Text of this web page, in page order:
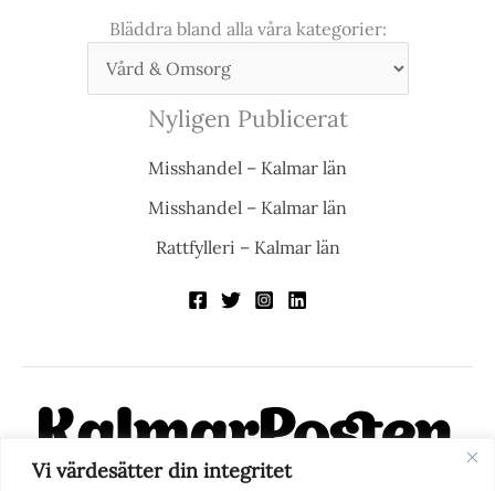
Vi värdesätter din integritet
Bläddra bland alla våra kategorier:
Nyligen Publicerat
Misshandel – Kalmar län
Misshandel – Kalmar län
Rattfylleri – Kalmar län
KalmarPosten är en modern lokalnyhetstidning på nätet. Med